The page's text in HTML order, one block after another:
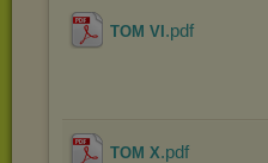
TOM VI .pdf
TOM X.pdf